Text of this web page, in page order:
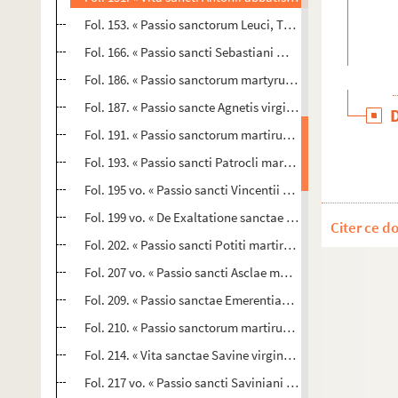
Fol. 153. « Passio sanctorum Leuci, Tyrsi et Galenici.
Fol. 166. « Passio sancti Sebastiani martiris et comitum
Fol. 186. « Passio sanctorum martyrum Marius et
Fol. 187. « Passio sancte Agnetis virginis. Servus Christi
Fol. 191. « Passio sanctorum martirum Fructuosi
Fol. 193. « Passio sancti Patrocli martiris. Tempore illo
Fol. 195 vo. « Passio sancti Vincentii martiris. Probabile
Fol. 199 vo. « De Exaltatione sanctae Crucis. Tempore
Fol. 202. « Passio sancti Potiti martiris. Factura est
Fol. 207 vo. « Passio sancti Asclae martiris. Venienti ab
Fol. 209. « Passio sanctae Emerentianae virginis. Cum
Fol. 210. « Passio sanctorum martirum Babilli episcopi
Fol. 214. « Vita sanctae Savine virginis. Savinus autem
Fol. 217 vo. « Passio sancti Saviniani martiris. Tempore
Citer ce